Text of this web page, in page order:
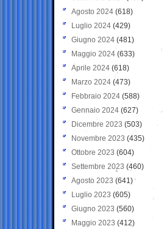
Agosto 2024 (618)
Luglio 2024 (429)
Giugno 2024 (481)
Maggio 2024 (633)
Aprile 2024 (618)
Marzo 2024 (473)
Febbraio 2024 (588)
Gennaio 2024 (627)
Dicembre 2023 (503)
Novembre 2023 (435)
Ottobre 2023 (604)
Settembre 2023 (460)
Agosto 2023 (641)
Luglio 2023 (605)
Giugno 2023 (560)
Maggio 2023 (412)